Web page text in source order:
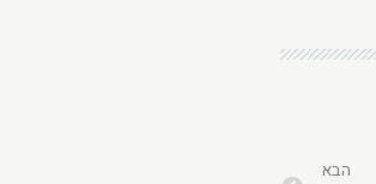
הבא